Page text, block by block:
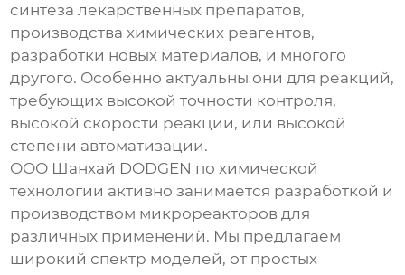
синтеза лекарственных препаратов,
производства химических реагентов,
разработки новых материалов, и многого
другого. Особенно актуальны они для реакций,
требующих высокой точности контроля,
высокой скорости реакции, или высокой
степени автоматизации.
ООО Шанхай DODGEN по химической
технологии активно занимается разработкой и
производством микрореакторов для
различных применений. Мы предлагаем
широкий спектр моделей, от простых